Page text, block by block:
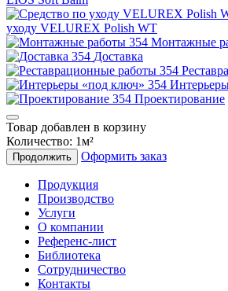
уходу VELUREX Polish WT
Монтажные
Доставка
Проектирование
Товар добавлен в корзину
Количество: 1м²
Продолжить Оформить заказ
Продукция
Производство
Услуги
О компании
Референс-лист
Библиотека
Сотрудничество
Контакты